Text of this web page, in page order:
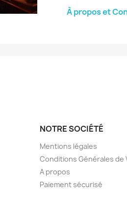
À propos et
NOTRE SOCIÉTÉ
Mentions légales
Conditions Générales de
A propos
Paiement sécurisé